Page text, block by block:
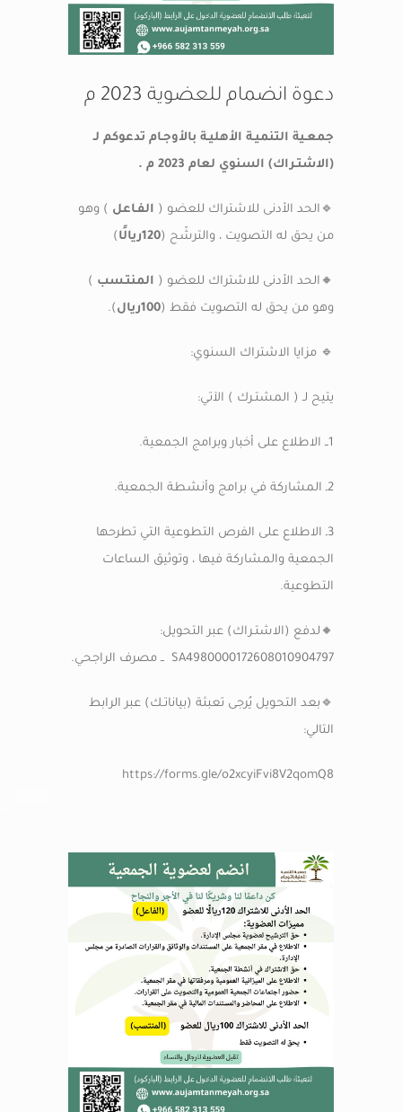
خدمات الأعضاء
دعوة انضمام للعضوية 2023 م
جمعـية التنميـة الأهليـة بالأوجـام تدعوكم لـ
(الاشتـراك) السنوي لعام 2023 م .
🔹الحد الأدنى للاشتراك للعضو ( الفـاعل ) وهو
من يحق له التصويت ، والترشّح (120ريالًا )
🔸الحد الأدنى للاشتراك للعضو ( المنتـسب )
وهو من يحق له التصويت فقط (100ريال ).
🔹 مزايا الاشتراك السنوي:
يتيح لـ ( المشتـرك ) الآتي:
1ــ الاطلاع على أخبار وبرامج الجمعية.
2ـ المشاركة في برامج وأنشطة الجمعية.
3ـ الاطلاع على الفرص التطوعية التي تطرحها
الجمعية والمشاركة فيها ، وتوثيق الساعات
التطوعية.
🔸لدفع (الاشتـراك) عبر التحويل:
SA4980000172608010904797 ــ مصرف الراجحي.
🔹بعد التحويل يُرجى تعبئة (بياناتـك) عبر الرابط
التالي:
https://forms.gle/o2xcyiFvi8V2qomQ8